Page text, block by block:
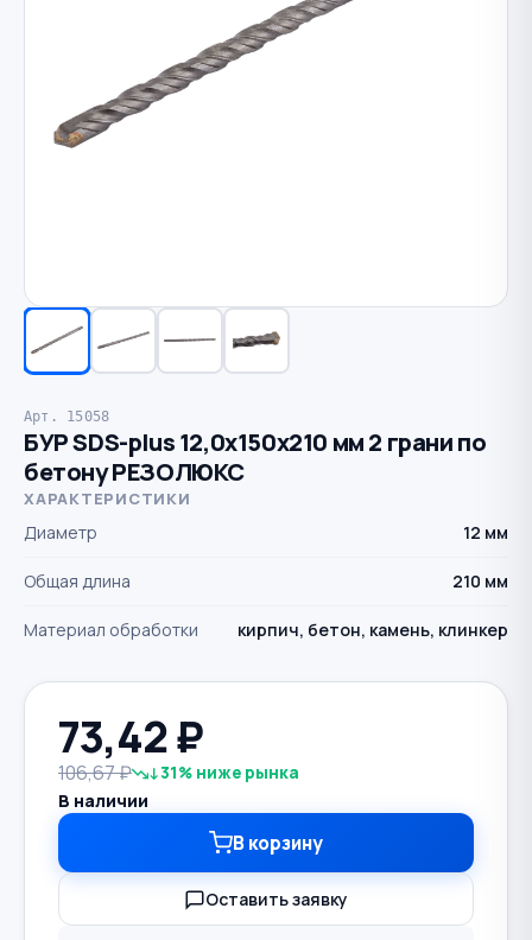
Арт. 15058
БУР SDS-plus 12,0х150х210 мм 2 грани по
бетону РЕЗОЛЮКС
ХАРАКТЕРИСТИКИ
Диаметр 12 мм
Общая длина 210 мм
Материал обработки кирпич, бетон, камень, клинкер
73,42₽
106,67 ₽ ↓31% ниже рынка
В наличии
В корзину
Оставить заявку